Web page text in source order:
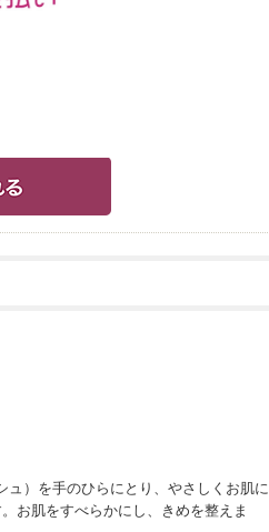
）を手のひらにとり、やさしくお肌に
お肌をすべらかにし、きめを整えま